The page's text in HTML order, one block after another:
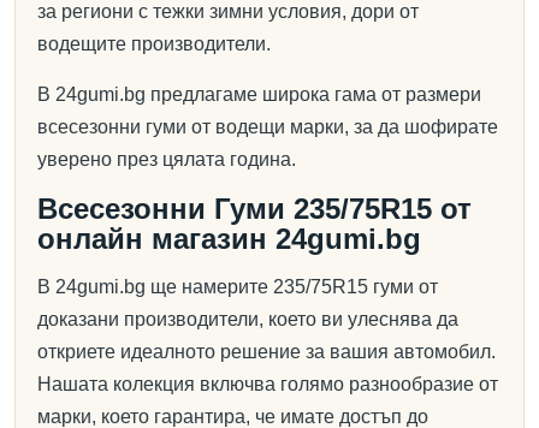
за региони с тежки зимни условия, дори от
водещите производители.
В 24gumi.bg предлагаме широка гама от размери
всесезонни гуми от водещи марки, за да шофирате
уверено през цялата година.
Всесезонни Гуми 235/75R15 от
онлайн магазин 24gumi.bg
В 24gumi.bg ще намерите 235/75R15 гуми от
доказани производители, което ви улеснява да
откриете идеалното решение за вашия автомобил.
Нашата колекция включва голямо разнообразие от
марки, което гарантира, че имате достъп до